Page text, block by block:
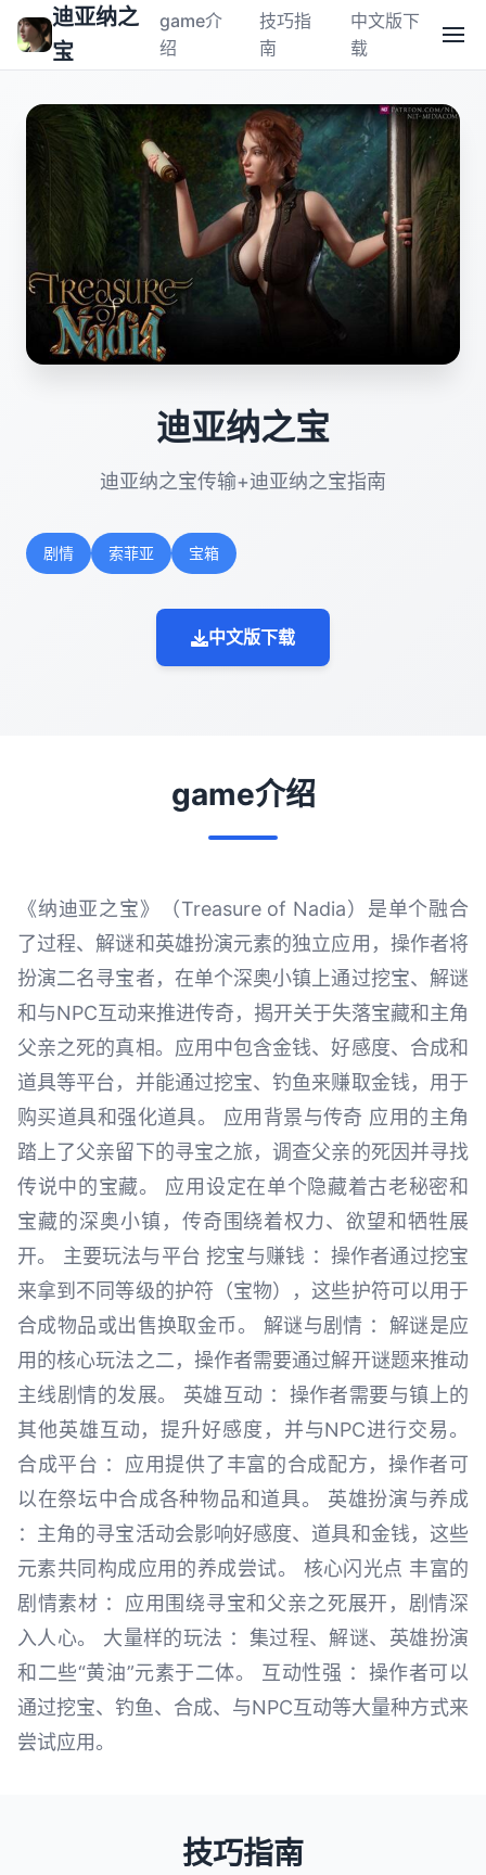
迪亚纳之
宝
game介
绍
技巧指
南
中文版下
载
迪亚纳之宝
迪亚纳之宝传输+迪亚纳之宝指南
剧情 索菲亚 宝箱
中文版下载
game介绍
《纳迪亚之宝》（Treasure of Nadia）是单个融合
了过程、解谜和英雄扮演元素的独立应用，操作者将
扮演二名寻宝者，在单个深奥小镇上通过挖宝、解谜
和与NPC互动来推进传奇，揭开关于失落宝藏和主角
父亲之死的真相。应用中包含金钱、好感度、合成和
道具等平台，并能通过挖宝、钓鱼来赚取金钱，用于
购买道具和强化道具。 应用背景与传奇 应用的主角
踏上了父亲留下的寻宝之旅，调查父亲的死因并寻找
传说中的宝藏。 应用设定在单个隐藏着古老秘密和
宝藏的深奥小镇，传奇围绕着权力、欲望和牺牲展
开。 主要玩法与平台 挖宝与赚钱 ：操作者通过挖宝
来拿到不同等级的护符（宝物），这些护符可以用于
合成物品或出售换取金币。 解谜与剧情 ：解谜是应
用的核心玩法之二，操作者需要通过解开谜题来推动
主线剧情的发展。 英雄互动 ：操作者需要与镇上的
其他英雄互动，提升好感度，并与NPC进行交易。
合成平台 ：应用提供了丰富的合成配方，操作者可
以在祭坛中合成各种物品和道具。 英雄扮演与养成
：主角的寻宝活动会影响好感度、道具和金钱，这些
元素共同构成应用的养成尝试。 核心闪光点 丰富的
剧情素材 ：应用围绕寻宝和父亲之死展开，剧情深
入人心。 大量样的玩法 ：集过程、解谜、英雄扮演
和二些“黄油”元素于二体。 互动性强 ：操作者可以
通过挖宝、钓鱼、合成、与NPC互动等大量种方式来
尝试应用。
技巧指南